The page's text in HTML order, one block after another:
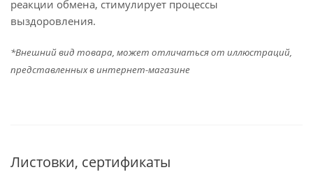
реакции обмена, стимулирует процессы
выздоровления.
*Внешний вид товара, может отличаться от иллюстраций,
представленных в интернет-магазине
Листовки, сертификаты